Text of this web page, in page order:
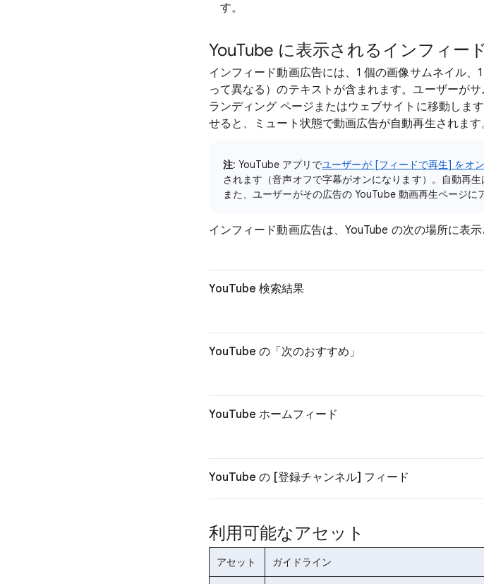
す。
YouTube に表示されるインフィー
インフィード動画広告には、1 個の画像サムネイル
って異なる）のテキストが含まれます。ユーザーが
ランディング ページまたはウェブサイトに移動しま
せると、ミュート状態で動画広告が自動再生されます
注: YouTube アプリでユーザーが [フィードで再生] をオ
されます（音声オフで字幕がオンになります）。自動再
また、ユーザーがその広告の YouTube 動画再生ページに
インフィード動画広告は、YouTube の次の場所に表示
YouTube 検索結果
YouTube の「次のおすすめ」
YouTube ホームフィード
YouTube の [登録チャンネル] フィード
利用可能なアセット
アセット ガイドライン